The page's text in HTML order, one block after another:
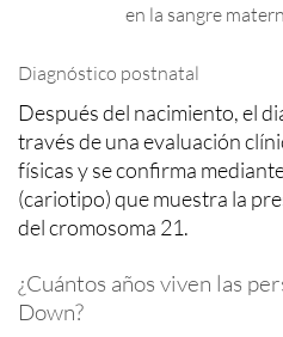
en la sangre
Diagnóstico postnatal
Después del nacimiento, el
través de una evaluación
físicas y se confirma
(cariotipo) que muestra la
del cromosoma 21.
¿Cuántos años viven las
Down?